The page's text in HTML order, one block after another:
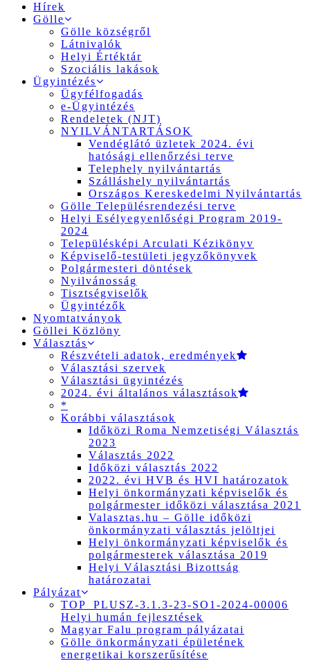
Hírek
Gölle
Gölle községről
Látnivalók
Helyi Értéktár
Szociális lakások
Ügyintézés
Ügyfélfogadás
e-Ügyintézés
Rendeletek (NJT)
NYILVÁNTARTÁSOK
Vendéglátó üzletek 2024. évi
hatósági ellenőrzési terve
Telephely nyilvántartás
Szálláshely nyilvántartás
Országos Kereskedelmi Nyilvántartás
Gölle Településrendezési terve
Helyi Esélyegyenlőségi Program 2019-
2024
Településképi Arculati Kézikönyv
Képviselő-testületi jegyzőkönyvek
Polgármesteri döntések
Nyilvánosság
Tisztségviselők
Ügyintézők
Nyomtatványok
Göllei Közlöny
Választás
Részvételi adatok, eredmények
Választási szervek
Választási ügyintézés
2024. évi általános választások
*
Korábbi választások
Időközi Roma Nemzetiségi Választás
2023
Választás 2022
Időközi választás 2022
2022. évi HVB és HVI határozatok
Helyi önkormányzati képviselők és
polgármester időközi választása 2021
Valasztas.hu – Gölle időközi
önkormányzati választás jelöltjei
Helyi önkormányzati képviselők és
polgármesterek választása 2019
Helyi Választási Bizottság
határozatai
Pályázat
TOP_PLUSZ-3.1.3-23-SO1-2024-00006
Helyi humán fejlesztések
Magyar Falu program pályázatai
Gölle önkormányzati épületének
energetikai korszerűsítése